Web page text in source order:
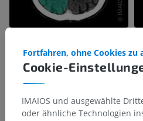
Cookie-
Fortfahren, ohne Cookies zu
IMAIOS und ausgewählte
oder ähnliche Technologien